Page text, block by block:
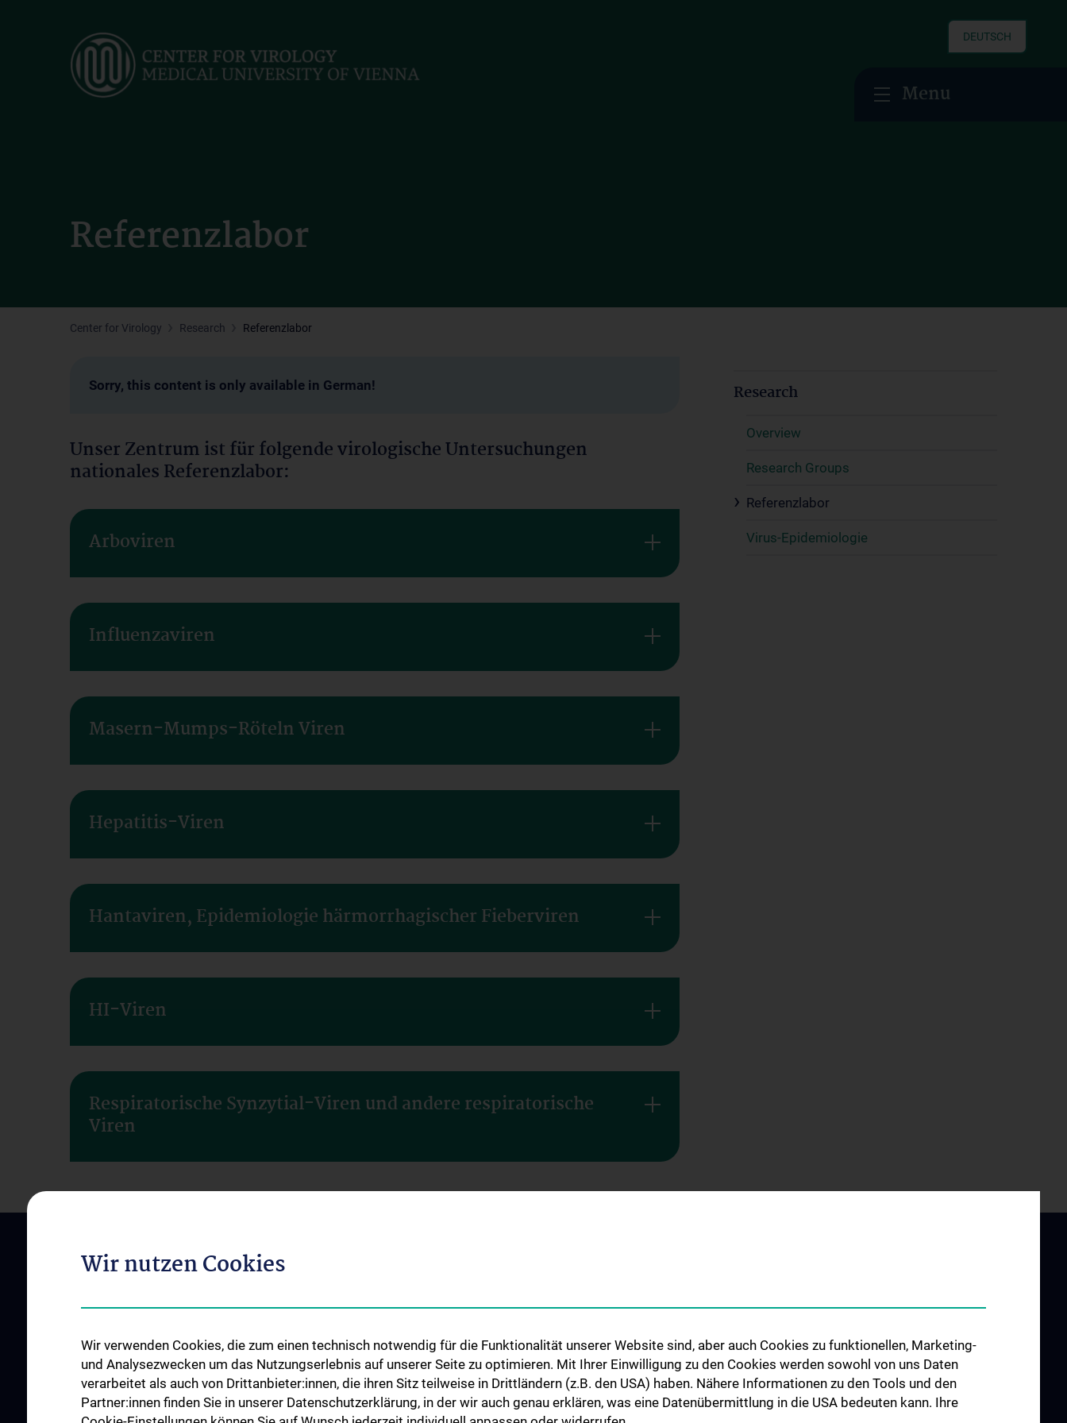
DEUTSCH
Menu
Referenzlabor
Center for Virology Research Referenzlabor
Sorry, this content is only available in German!
Unser Zentrum ist für folgende virologische Untersuchungen
nationales Referenzlabor:
Arboviren
Influenzaviren
Masern-Mumps-Röteln Viren
Hepatitis-Viren
Hantaviren, Epidemiologie härmorrhagischer Fieberviren
HI-Viren
Respiratorische Synzytial-Viren und andere respiratorische
Viren
Research
Overview
Research Groups
Referenzlabor
Virus-Epidemiologie
ABOUT US
Das Zentrum
FOR PATIENTS AND SAMPLE
Diagnostics
STUDIES, TRAINING AND
FURTHER EDUCATION
Courses of Study
RESEARCH
Overview
ZU DEN OFFENEN
STELLEN
Wir nutzen Cookies
Wir verwenden Cookies, die zum einen technisch notwendig für die Funktionalität unserer Website sind, aber auch Cookies zu funktionellen, Marketing-
und Analysezwecken um das Nutzungserlebnis auf unserer Seite zu optimieren. Mit Ihrer Einwilligung zu den Cookies werden sowohl von uns Daten
verarbeitet als auch von Drittanbieter:innen, die ihren Sitz teilweise in Drittländern (z.B. den USA) haben. Nähere Informationen zu den Tools und den
Partner:innen finden Sie in unserer Datenschutzerklärung, in der wir auch genau erklären, was eine Datenübermittlung in die USA bedeuten kann. Ihre